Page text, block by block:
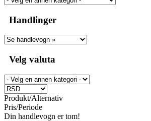
Handlinger
Velg valuta
Produkt/Alternativ
Pris/Periode
Din handlevogn er tom!